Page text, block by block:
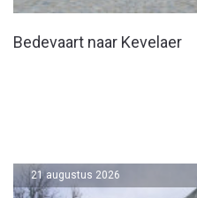
Bedevaart naar Kevelaer
21 augustus 2026